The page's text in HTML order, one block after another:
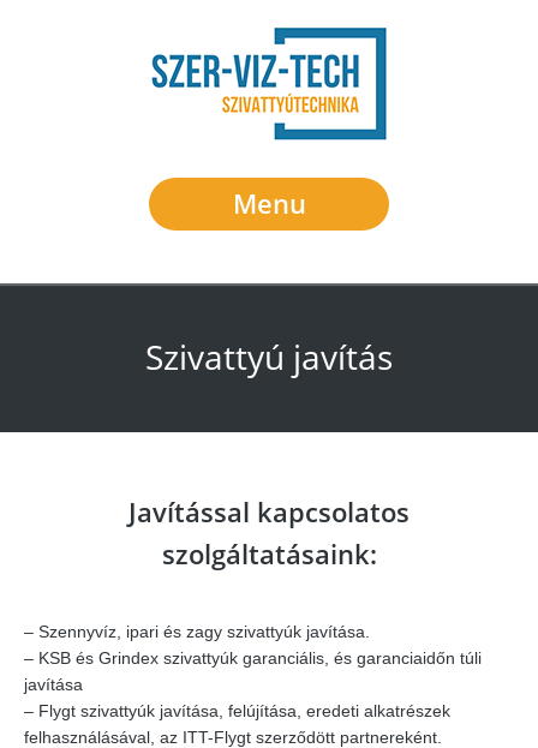
Menu
Szivattyú javítás
Javítással kapcsolatos
szolgáltatásaink:
– Szennyvíz, ipari és zagy szivattyúk javítása.
– KSB és Grindex szivattyúk garanciális, és garanciaidőn túli
javítása
– Flygt szivattyúk javítása, felújítása, eredeti alkatrészek
felhasználásával, az ITT-Flygt szerződött partnereként.